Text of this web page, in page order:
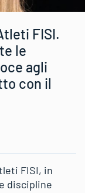
FISI.
le
agli
con il
FISI, in
discipline